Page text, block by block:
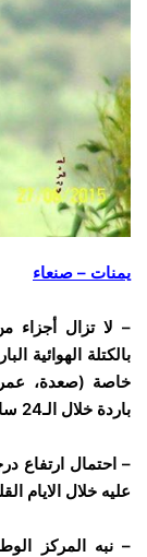
يمنات – صنعاء
– لا تزال أجزاء
بالكتلة الهوائية
خاصة (صعدة،
باردة خلال الـ24 ساعة القادمة.
– احتمال ارتفاع
عليه خلال الايام
– نبه المركز